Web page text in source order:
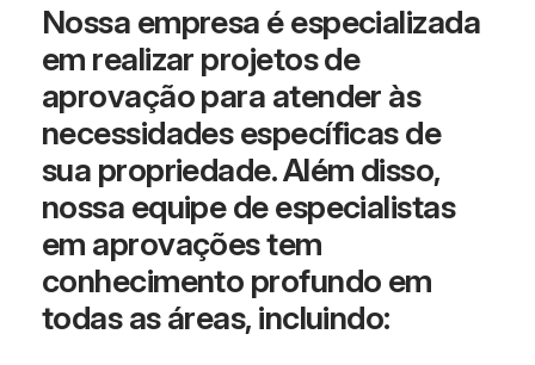
Nossa empresa é especializada
em realizar projetos de
aprovação para atender às
necessidades específicas de
sua propriedade. Além disso,
nossa equipe de especialistas
em aprovações tem
conhecimento profundo em
todas as áreas, incluindo: